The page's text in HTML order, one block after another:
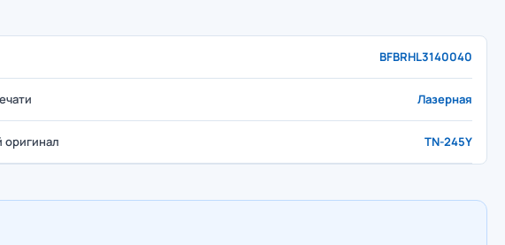
BFBRHL3140040
Лазерная
TN-245Y